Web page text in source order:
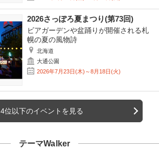
2026さっぽろ夏まつり(第73回)
ビアガーデンや盆踊りが開催される札
幌の夏の風物詩
北海道
大通公園
2026年7月23日(木)～8月18日(火)
4位以下のイベントを見る
テーマWalker